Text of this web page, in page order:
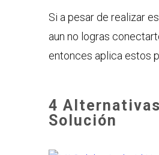
Si a pesar de realizar
aun no logras
entonces aplica estos
4
Solución